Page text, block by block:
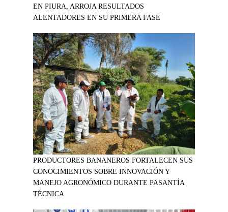
EN PIURA, ARROJA RESULTADOS
ALENTADORES EN SU PRIMERA FASE
PRODUCTORES BANANEROS FORTALECEN SUS
CONOCIMIENTOS SOBRE INNOVACIÓN Y
MANEJO AGRONÓMICO DURANTE PASANTÍA
TÉCNICA